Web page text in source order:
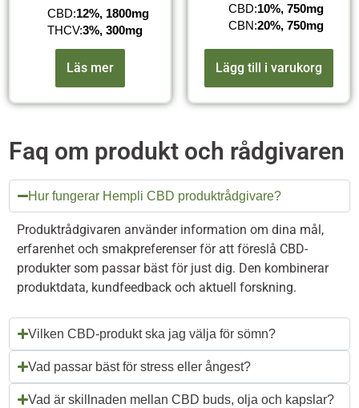
CBD:12%, 1800mg
THCV:3%, 300mg
Läs mer
CBD:10%, 750mg
CBN:20%, 750mg
Lägg till i varukorg
Faq om produkt och rådgivaren
Hur fungerar Hempli CBD produktrådgivare?
Produktrådgivaren använder information om dina mål,
erfarenhet och smakpreferenser för att föreslå CBD-
produkter som passar bäst för just dig. Den kombinerar
produktdata, kundfeedback och aktuell forskning.
Vilken CBD-produkt ska jag välja för sömn?
Vad passar bäst för stress eller ångest?
Vad är skillnaden mellan CBD buds, olja och kapslar?